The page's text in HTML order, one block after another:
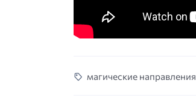
магические направления